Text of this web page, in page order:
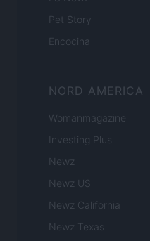
Pet Story
Encocina
NORD AMERICA
Womanmagazine
Investing Plus
Newz
Newz US
Newz California
Newz Texas